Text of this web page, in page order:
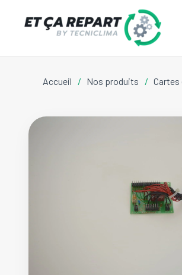
Accueil / Nos produits /